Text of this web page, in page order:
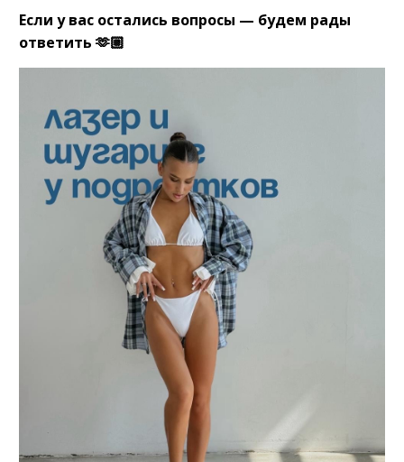
Если у вас остались вопросы — будем рады
ответить 🫶🏼⠀